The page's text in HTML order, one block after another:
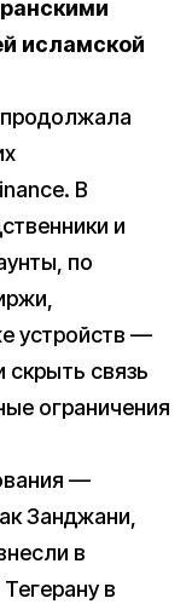
исламской
продолжала
В
и
по
устройств —
скрыть связь
ограничения
—
Занджани,
в
в